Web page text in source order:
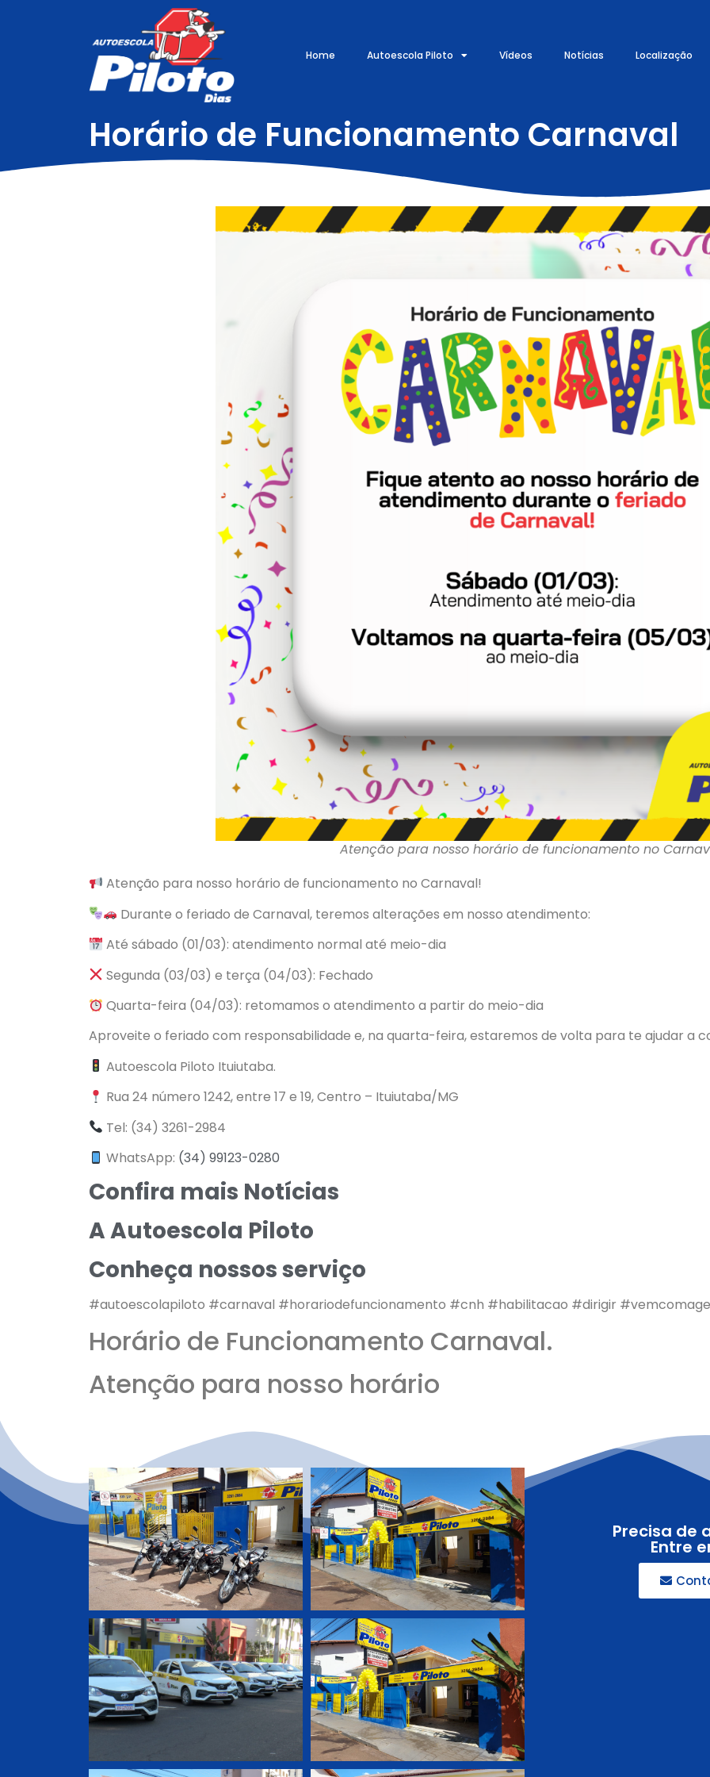
Home Autoescola Piloto Vídeos Notícias Localização
Horário de Funcionamento Carnaval
Atenção para nosso horário de funcionamento no
Atenção para nosso horário de funcionamento no Carnaval!
Durante o feriado de Carnaval, teremos alterações em nosso atendimento:
Até sábado (01/03): atendimento normal até meio-dia
Segunda (03/03) e terça (04/03): Fechado
Quarta-feira (04/03): retomamos o atendimento a partir do meio-dia
Aproveite o feriado com responsabilidade e, na quarta-feira, estaremos de volta para te ajudar a
Autoescola Piloto Ituiutaba.
Rua 24 número 1242, entre 17 e 19, Centro – Ituiutaba/MG
Tel: (34) 3261-2984
WhatsApp: (34) 99123-0280
Confira mais Notícias
A Autoescola Piloto
Conheça nossos serviço
#autoescolapiloto #carnaval #horariodefuncionamento #cnh #habilitacao #dirigir
Horário de Funcionamento Carnaval.
Atenção para nosso horário
Precisa de
Entre